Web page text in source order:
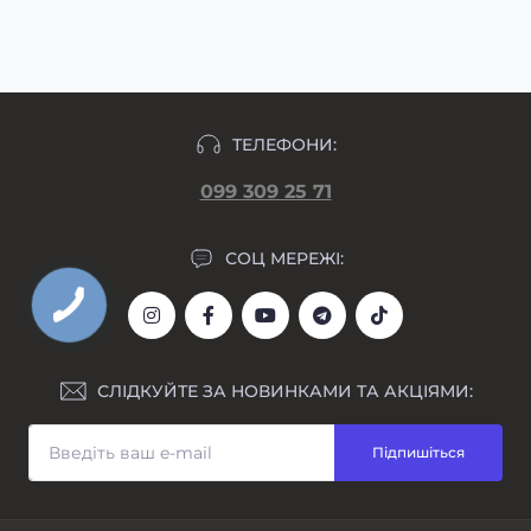
ТЕЛЕФОНИ:
099 309 25 71
СОЦ МЕРЕЖІ:
СЛІДКУЙТЕ ЗА НОВИНКАМИ ТА АКЦІЯМИ:
Підпишіться